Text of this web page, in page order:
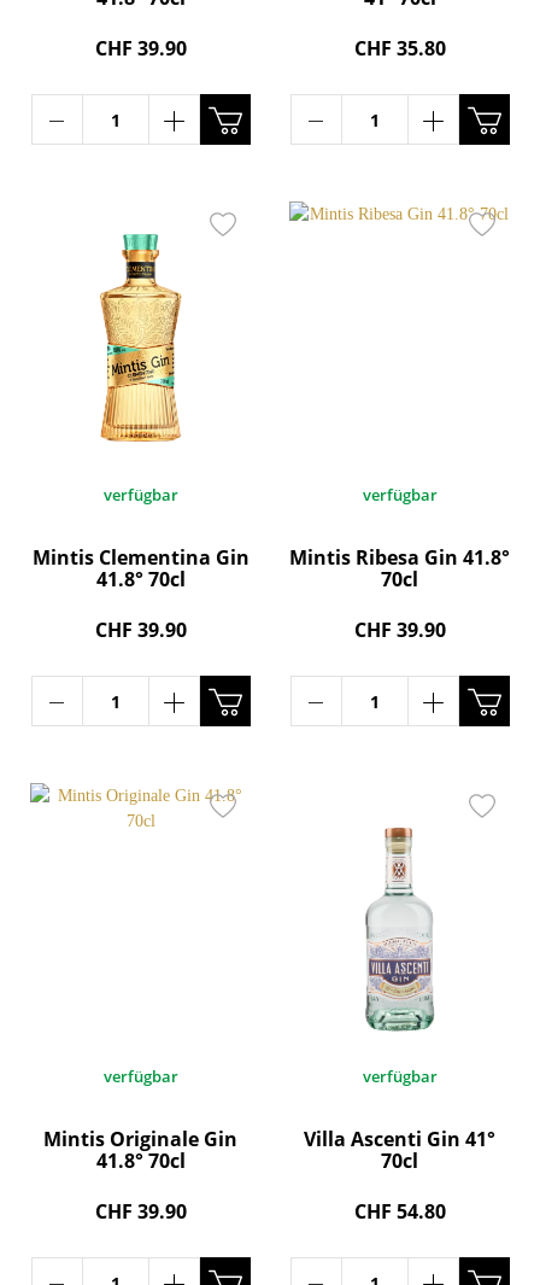
CHF 39.90
CHF 35.80
verfügbar
Mintis Clementina Gin
41.8° 70cl
CHF 39.90
verfügbar
Mintis Ribesa Gin 41.8°
70cl
CHF 39.90
verfügbar
Mintis Originale Gin
41.8° 70cl
CHF 39.90
verfügbar
Villa Ascenti Gin 41°
70cl
CHF 54.80